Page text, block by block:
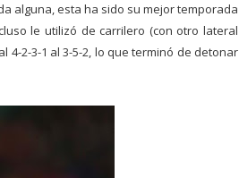
alguna, esta ha sido su mejor temporada
le utilizó de carrilero (con otro lateral
2-3-1 al 3-5-2, lo que terminó de detonar